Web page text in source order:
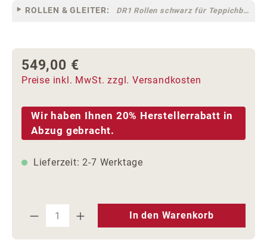
ROLLEN & GLEITER: DR1 Rollen schwarz für Teppichböden [10]
Regulärer Preis:
549,00 €
Preise inkl. MwSt. zzgl. Versandkosten
Wir haben Ihnen 20% Herstellerrabatt in
Abzug gebracht.
Lieferzeit: 2-7 Werktage
Produkt Anzahl: Gib den
In den Warenkorb